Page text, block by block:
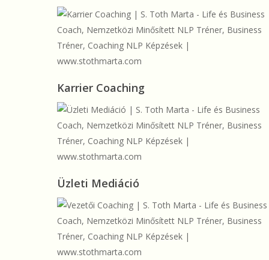
Therapy
(Idővonal
Terápia)
Karrier
Coaching
Karrier Coaching
Üzleti
Mediáció
Üzleti Mediáció